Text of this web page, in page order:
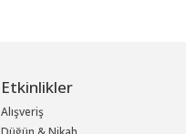
Etkinlikler
Alışveriş